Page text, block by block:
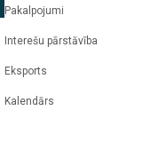
Pakalpojumi
Interešu pārstāvība
Eksports
Kalendārs